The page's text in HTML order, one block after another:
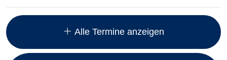
Insgesamt gibt es 8 Termine zum diesen Kurs
Alle Termine anzeigen